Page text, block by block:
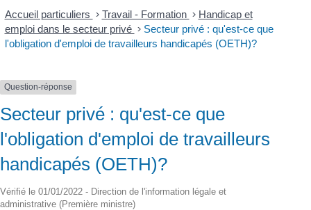
Accueil particuliers > Travail - Formation > Handicap et
emploi dans le secteur privé > Secteur privé : qu'est-ce que
l'obligation d'emploi de travailleurs handicapés (OETH)?
Question-réponse
Secteur privé : qu'est-ce que
l'obligation d'emploi de travailleurs
handicapés (OETH)?
Vérifié le 01/01/2022 - Direction de l'information légale et
administrative (Première ministre)